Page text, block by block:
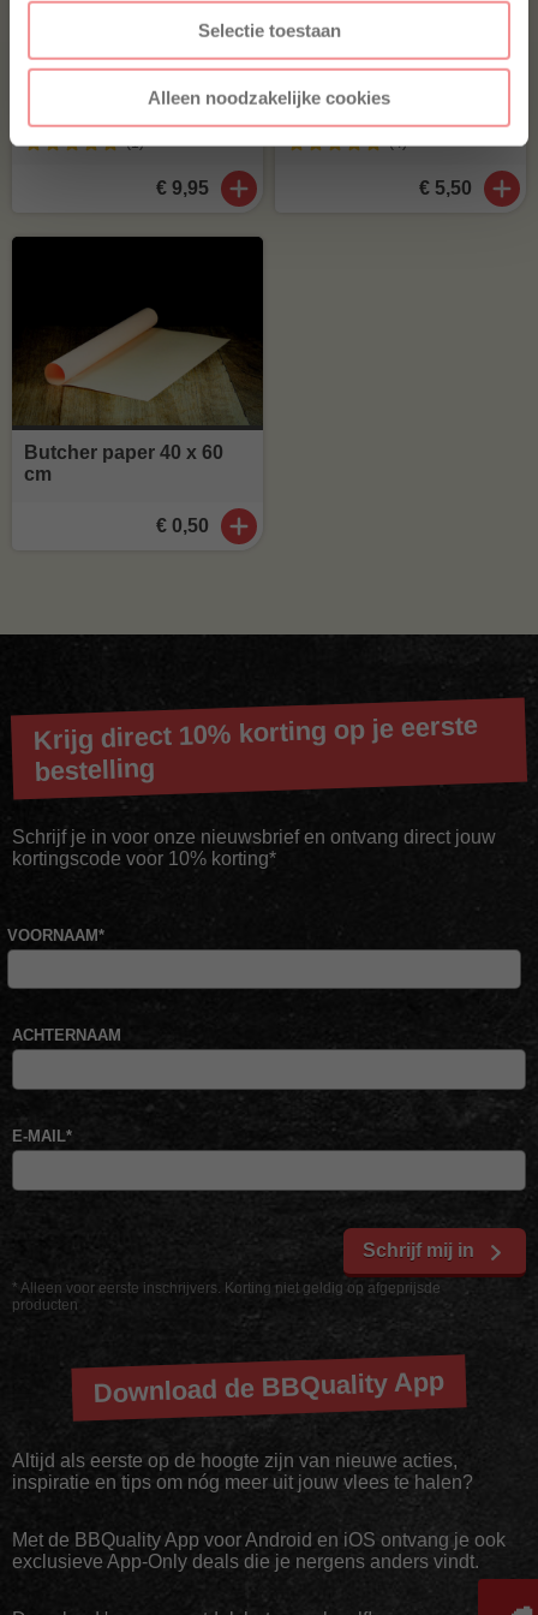
Selectie toestaan
Alleen noodzakelijke cookies
(1)
€ 9,95
(4)
€ 5,50
Butcher paper 40 x 60
cm
€ 0,50
Krijg direct 10% korting op je eerste
bestelling
Schrijf je in voor onze nieuwsbrief en ontvang direct jouw
kortingscode voor 10% korting*
* Alleen voor eerste inschrijvers. Korting niet geldig op afgeprijsde
producten
VOORNAAM*
ACHTERNAAM
E-MAIL*
Schrijf mij in
Download de BBQuality App
Altijd als eerste op de hoogte zijn van nieuwe acties,
inspiratie en tips om nóg meer uit jouw vlees te halen?
Met de BBQuality App voor Android en iOS ontvang je ook
exclusieve App-Only deals die je nergens anders vindt.